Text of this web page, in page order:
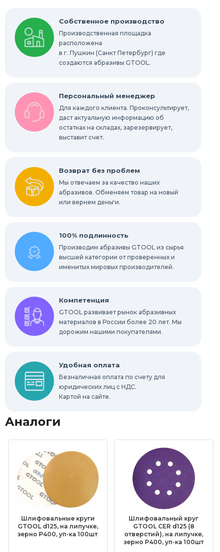
Шлифовальные абразивные губки, бруски
Радиальные шлифовальные круги
Конволютные круги
Абразивы для обработки труднодоступных
мест
Собственное производство
Производственная площадка
расположена
в г. Пушкин (Санкт Петербург) где
создаются абразивы GTOOL.
Персональный менеджер
Для каждого клиента. Проконсультирует,
даст актуальную информацию об
остатках на складах, зарезервирует,
выставит счет.
Возврат без проблем
Мы отвечаем за качество наших
абразивов. Обменяем товар на новый
или вернем деньги.
100% подлинность
Производим абразивы GTOOL из сырья
высшей категории от проверенных и
именитых мировых производителей.
Компетенция
GTOOL развивает рынок абразивных
материалов в России более 20 лет. Мы
дорожим нашими покупателями.
Удобная оплата
Безналичная оплата по счету для
юридических лиц с НДС.
Картой на сайте.
Аналоги
Шлифовальные круги
GTOOL d125, на липучке,
зерно P400, уп-ка 100шт
Шлифовальный круг
GTOOL CER d125 (8
отверстий), на липучке,
зерно P400, уп-ка 100шт